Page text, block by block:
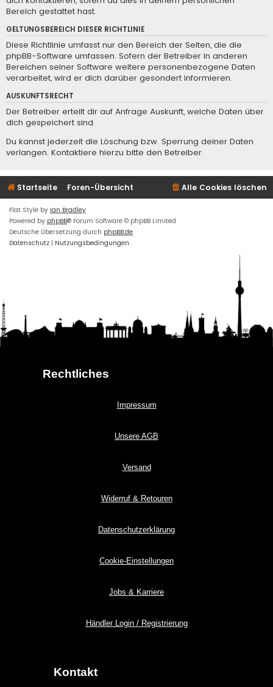
Bereich gestattet hast.
GELTUNGSBEREICH DIESER RICHTLINIE
Diese Richtlinie umfasst nur den Bereich der Seiten, die die
phpBB-Software umfassen. Sofern der Betreiber in anderen
Bereichen seiner Software weitere personenbezogene Daten
verarbeitet, wird er dich darüber gesondert informieren.
AUSKUNFTSRECHT
Der Betreiber erteilt dir auf Anfrage Auskunft, welche Daten über
dich gespeichert sind.
Du kannst jederzeit die Löschung bzw. Sperrung deiner Daten
verlangen. Kontaktiere hierzu bitte den Betreiber.
Startseite Foren-Übersicht Alle Cookies löschen
Flat Style by Ian Bradley
Powered by phpBB® Forum Software © phpBB Limited
Deutsche Übersetzung durch phpBB.de
Datenschutz | Nutzungsbedingungen
Rechtliches
Impressum
Unsere AGB
Versand
Widerruf & Retouren
Datenschutzerklärung
Cookie-Einstellungen
Jobs & Karriere
Händler Login / Registrierung
Kontakt